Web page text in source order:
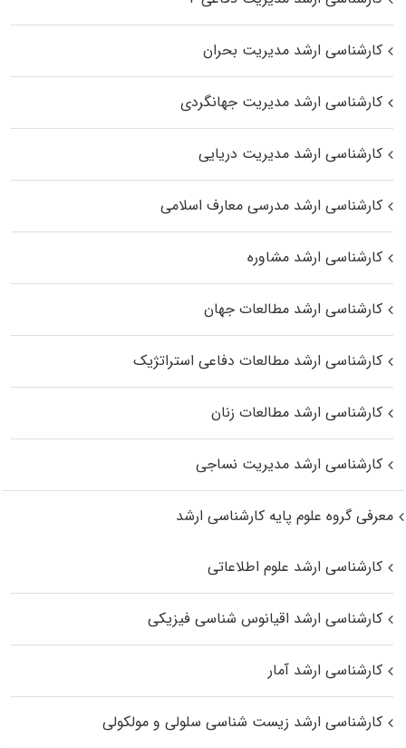
کارشناسی ارشد مدیریت بحران
کارشناسی ارشد مدیریت جهانگردی
کارشناسی ارشد مدیریت دریایی
کارشناسی ارشد مدرسی معارف اسلامی
کارشناسی ارشد مشاوره
کارشناسی ارشد مطالعات جهان
کارشناسی ارشد مطالعات دفاعی استراتژیک
کارشناسی ارشد مطالعات زنان
کارشناسی ارشد مدیریت نساجی
معرفی گروه علوم پایه کارشناسی ارشد
کارشناسی ارشد علوم اطلاعاتی
کارشناسی ارشد اقیانوس‌ شناسی فیزیکی
کارشناسی ارشد آمار
کارشناسی ارشد زیست شناسی سلولی و مولکولی